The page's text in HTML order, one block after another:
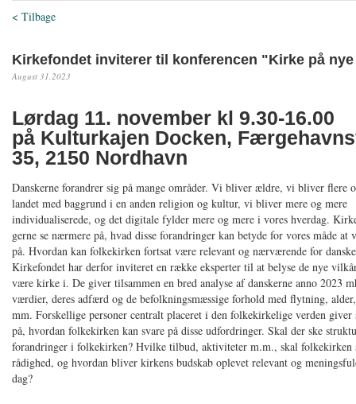
< Tilbage
Kirkefondet inviterer til konferencen "Kirke på
August 31,2023
Lørdag 11. november kl 9.30-16.00
på Kulturkajen Docken,
35, 2150 Nordhavn
Danskerne forandrer sig på mange områder. Vi bliver ældre, vi bliver flere
landet med baggrund i en anden religion og kultur, vi bliver mere og mere
individualiserede, og det digitale fylder mere og mere i vores hverdag.
gerne se nærmere på, hvad disse forandringer kan betyde for vores måde at
på. Hvordan kan folkekirken fortsat være relevant og nærværende for
Kirkefondet har derfor inviteret en række eksperter til at belyse de nye
være kirke i. De giver tilsammen en bred analyse af danskerne anno 2023
værdier, deres adfærd og de befolkningsmæssige forhold med flytning,
mm. Forskellige personer centralt placeret i den folkekirkelige verden giver
på, hvordan folkekirken kan svare på disse udfordringer. Skal der ske
forandringer i folkekirken? Hvilke tilbud, aktiviteter m.m., skal
rådighed, og hvordan bliver kirkens budskab oplevet relevant og
dag?